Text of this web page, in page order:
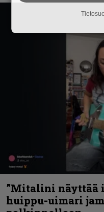
”Mitalini näyttää
huippu-uimari